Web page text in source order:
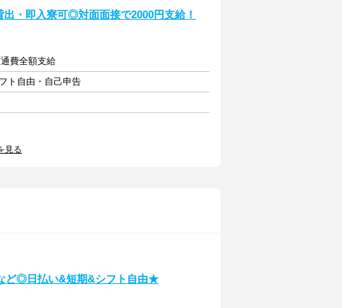
・即入寮可◎対面面接で2000円支給！
費全額支給
ト自由・自己申告
見る
ど◎日払い&短期&シフト自由★